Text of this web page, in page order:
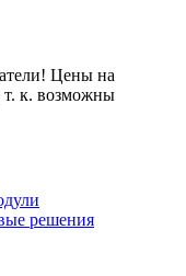
Цены на
т. к. возможны
решения